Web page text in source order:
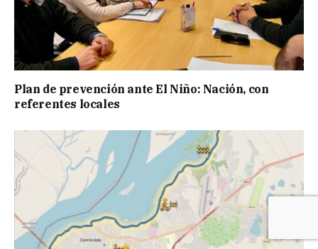
Plan de prevención ante El Niño: Nación, con
referentes locales